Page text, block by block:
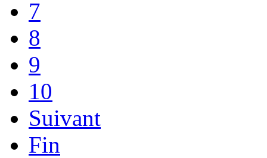
7
8
9
10
Suivant
Fin